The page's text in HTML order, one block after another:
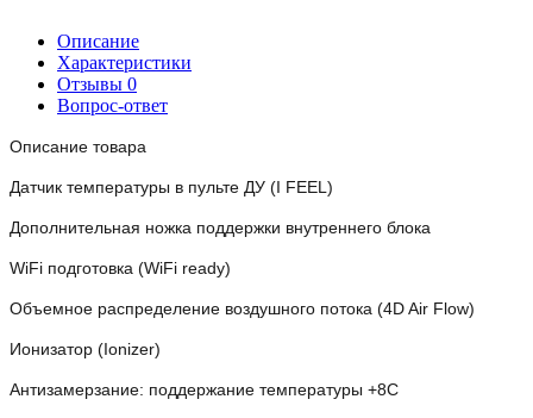
Описание
Характеристики
Отзывы 0
Вопрос-ответ
Описание товара
Датчик температуры в пульте ДУ (I FEEL)
Дополнительная ножка поддержки внутреннего блока
WiFi подготовка (WiFi ready)
Объемное распределение воздушного потока (4D Air Flow)
Ионизатор (Ionizer)
Антизамерзание: поддержание температуры +8С